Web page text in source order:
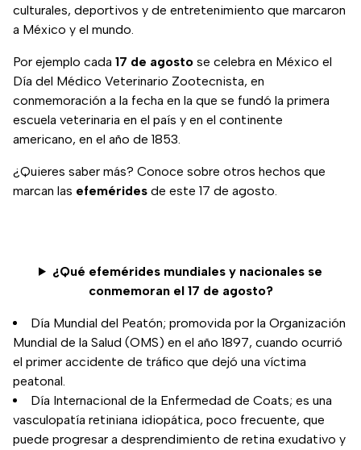
culturales, deportivos y de entretenimiento que marcaron
a México y el mundo.
Por ejemplo cada 17 de agosto se celebra en México el
Día del Médico Veterinario Zootecnista, en
conmemoración a la fecha en la que se fundó la primera
escuela veterinaria en el país y en el continente
americano, en el año de 1853.
¿Quieres saber más? Conoce sobre otros hechos que
marcan las efemérides de este 17 de agosto.
¿Qué efemérides mundiales y nacionales se
conmemoran el 17 de agosto?
Día Mundial del Peatón; promovida por la Organización
Mundial de la Salud (OMS) en el año 1897, cuando ocurrió
el primer accidente de tráfico que dejó una víctima
peatonal.
Día Internacional de la Enfermedad de Coats; es una
vasculopatía retiniana idiopática, poco frecuente, que
puede progresar a desprendimiento de retina exudativo y